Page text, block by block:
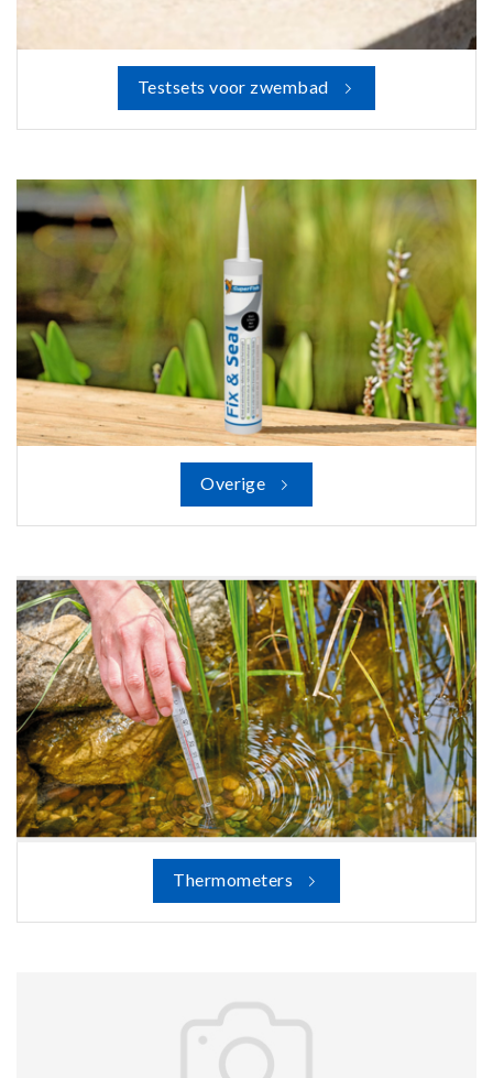
Testsets voor zwembad
Overige
Thermometers